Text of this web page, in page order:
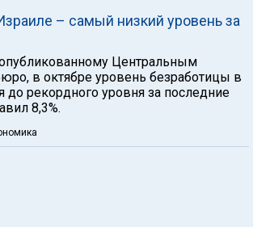
– самый низкий уровень за
опубликованному Центральным
в октябре уровень безработицы в
до рекордного уровня за последние
8,3%.